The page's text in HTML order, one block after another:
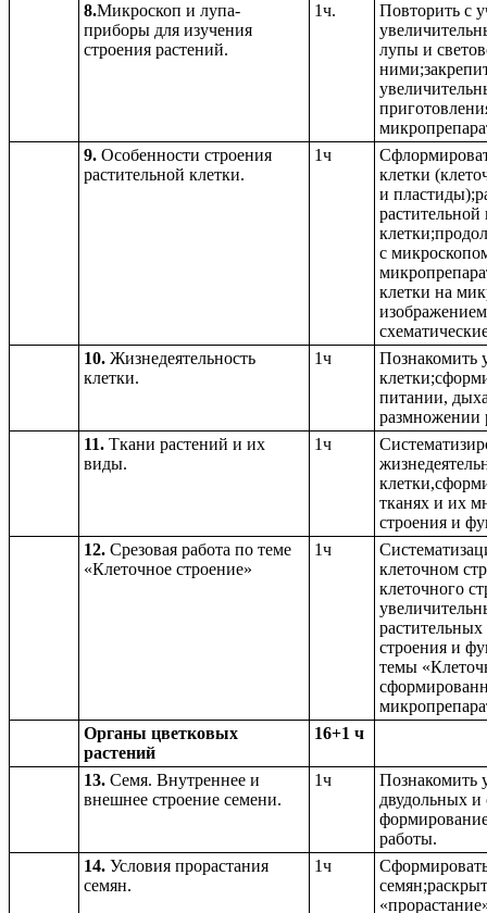
8.Микроскоп и лупа-
приборы для изучения
строения растений.
1ч.
Повторить с
лупы и
9. Особенности строения
растительной клетки.
1ч
клетки
и
растительной
с
клетки на
10. Жизнедеятельность
клетки.
1ч
Познакомить
питании,
размножении
11. Ткани растений и их
виды.
1ч
тканях и их
строения и
12. Срезовая работа по теме
«Клеточное строение»
1ч
клеточном
клеточного
строения и
темы
Органы цветковых
растений
16+1 ч
13. Семя. Внутреннее и
внешнее строение семени.
1ч
Познакомить
двудольных
работы.
14. Условия прорастания
семян.
1ч